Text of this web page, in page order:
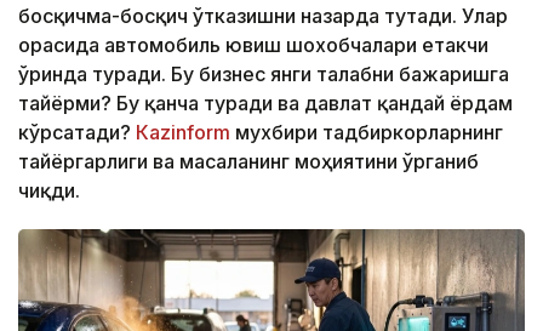
босқичма-босқич ўтказишни назарда тутади. Улар
орасида автомобиль ювиш шохобчалари етакчи
ўринда туради. Бу бизнес янги талабни бажаришга
тайёрми? Бу қанча туради ва давлат қандай ёрдам
кўрсатади? Кazinform мухбири тадбиркорларнинг
тайёргарлиги ва масаланинг моҳиятини ўрганиб
чиқди.